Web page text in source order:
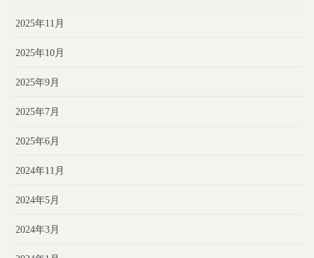
2025年11月
2025年10月
2025年9月
2025年7月
2025年6月
2024年11月
2024年5月
2024年3月